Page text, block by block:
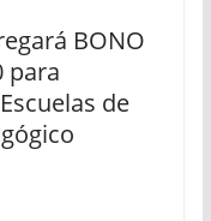
BONO
para
de